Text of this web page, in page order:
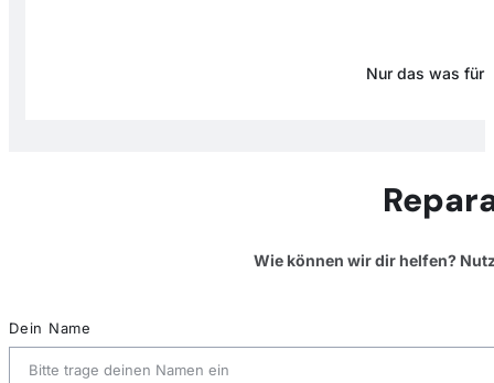
Nur das was für
Wie können wir dir helfen?
Dein Name